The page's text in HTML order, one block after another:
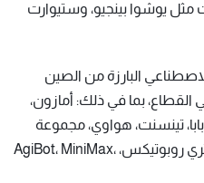
مثل يوشوا بينجيو، وستيوارت
البارزة من الصين
القطاع، بما في ذلك: أمازون،
تينسنت، هواوي، مجموعة
آنت، سينس تايم، JD، لينوفو، يونيتري روبوتيكس، AgiBot، MiniMax،